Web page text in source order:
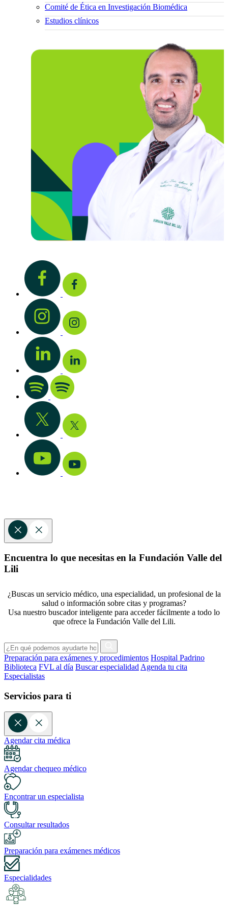
Comité de Ética en Investigación Biomédica
Estudios clínicos
Encuentra lo que necesitas en la Fundación Valle del
Lili
¿Buscas un servicio médico, una especialidad, un profesional de la
salud o información sobre citas y programas?
Usa nuestro buscador inteligente para acceder fácilmente a todo lo
que ofrece la Fundación Valle del Lili.
Preparación para exámenes y procedimientos Hospital Padrino
Biblioteca FVL al día Buscar especialidad Agenda tu cita
Especialistas
Servicios para ti
Agendar cita médica
Agendar chequeo médico
Encontrar un especialista
Consultar resultados
Preparación para exámenes médicos
Especialidades